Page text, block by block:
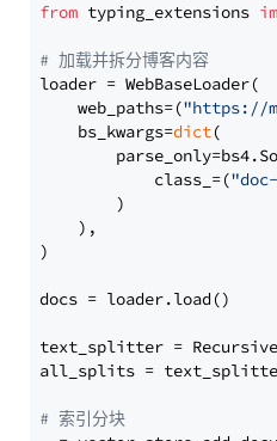
from typing_extensions
# 加载并拆分博客内容
loader = WebBaseLoader(
    web_paths=(
"https://
    bs_kwargs=
dict(
            class_=(
        )
    ),
)
docs = loader.load()
text_splitter =
all_splits =
# 索引分块